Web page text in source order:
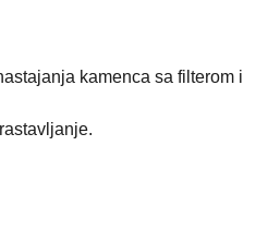
kamenca sa filterom i